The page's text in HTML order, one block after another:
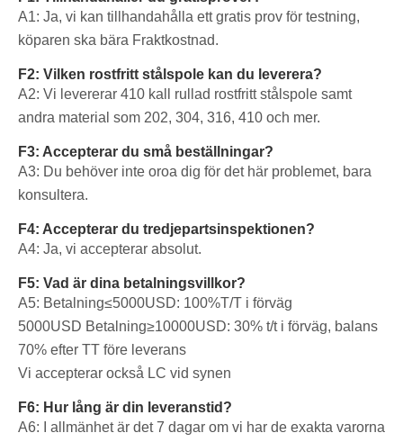
A1: Ja, vi kan tillhandahålla ett gratis prov för testning,
köparen ska bära Fraktkostnad.
F2: Vilken rostfritt stålspole kan du leverera?
A2: Vi levererar 410 kall rullad rostfritt stålspole samt
andra material som 202, 304, 316, 410 och mer.
F3: Accepterar du små beställningar?
A3: Du behöver inte oroa dig för det här problemet, bara
konsultera.
F4: Accepterar du tredjepartsinspektionen?
A4: Ja, vi accepterar absolut.
F5: Vad är dina betalningsvillkor?
A5: Betalning≤5000USD: 100%T/T i förväg
5000USD Betalning≥10000USD: 30% t/t i förväg, balans
70% efter TT före leverans
Vi accepterar också LC vid synen
F6: Hur lång är din leveranstid?
A6: I allmänhet är det 7 dagar om vi har de exakta varorna